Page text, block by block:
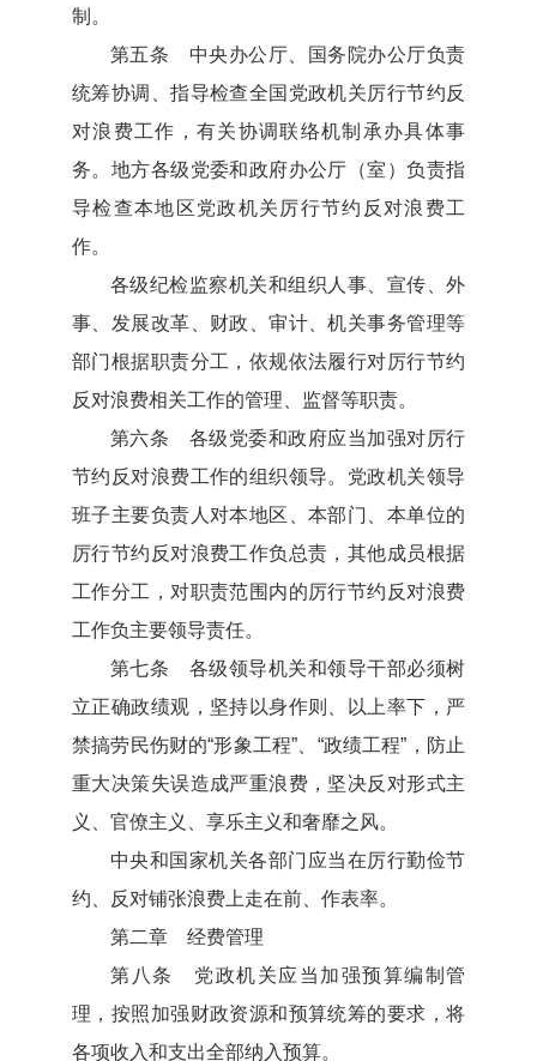
制。
第五条 中央办公厅、国务院办公厅负责
统筹协调、指导检查全国党政机关厉行节约反
对浪费工作，有关协调联络机制承办具体事
务。地方各级党委和政府办公厅（室）负责指
导检查本地区党政机关厉行节约反对浪费工
作。
各级纪检监察机关和组织人事、宣传、外
事、发展改革、财政、审计、机关事务管理等
部门根据职责分工，依规依法履行对厉行节约
反对浪费相关工作的管理、监督等职责。
第六条 各级党委和政府应当加强对厉行
节约反对浪费工作的组织领导。党政机关领导
班子主要负责人对本地区、本部门、本单位的
厉行节约反对浪费工作负总责，其他成员根据
工作分工，对职责范围内的厉行节约反对浪费
工作负主要领导责任。
第七条 各级领导机关和领导干部必须树
立正确政绩观，坚持以身作则、以上率下，严
禁搞劳民伤财的“形象工程”、“政绩工程”，防止
重大决策失误造成严重浪费，坚决反对形式主
义、官僚主义、享乐主义和奢靡之风。
中央和国家机关各部门应当在厉行勤俭节
约、反对铺张浪费上走在前、作表率。
第二章 经费管理
第八条 党政机关应当加强预算编制管
理，按照加强财政资源和预算统筹的要求，将
各项收入和支出全部纳入预算。